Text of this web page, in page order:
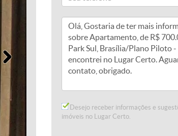
Desejo receber informações e
imóveis no Lugar Certo.